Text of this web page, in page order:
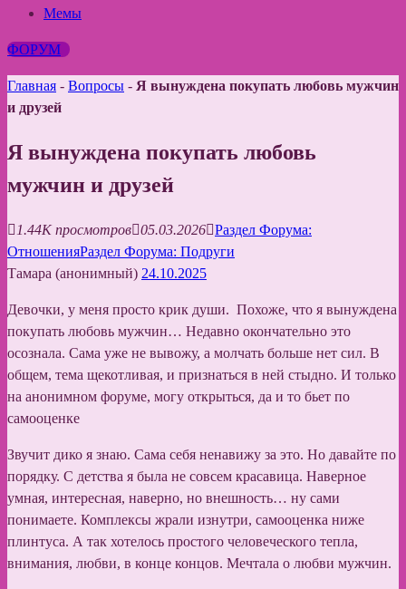
Мемы
ФОРУМ
Главная - Вопросы - Я вынуждена покупать любовь мужчин
и друзей
Я вынуждена покупать любовь
мужчин и друзей
1.44K просмотров 05.03.2026 Раздел Форума:
ОтношенияРаздел Форума: Подруги
Тамара (анонимный) 24.10.2025
Девочки, у меня просто крик души. Похоже, что я вынуждена
покупать любовь мужчин… Недавно окончательно это
осознала. Сама уже не вывожу, а молчать больше нет сил. В
общем, тема щекотливая, и признаться в ней стыдно. И только
на анонимном форуме, могу открыться, да и то бьет по
самооценке
Звучит дико я знаю. Сама себя ненавижу за это. Но давайте по
порядку. С детства я была не совсем красавица. Наверное
умная, интересная, наверно, но внешность… ну сами
понимаете. Комплексы жрали изнутри, самооценка ниже
плинтуса. А так хотелось простого человеческого тепла,
внимания, любви, в конце концов. Мечтала о любви мужчин.